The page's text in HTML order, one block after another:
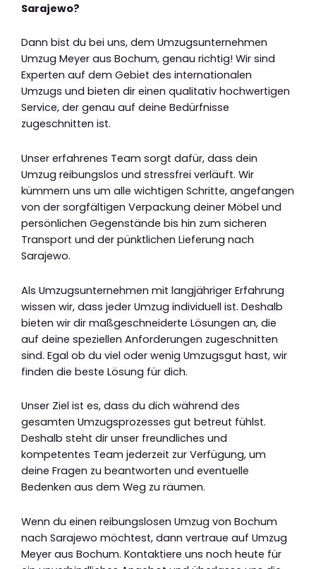
Sarajewo?
Dann bist du bei uns, dem Umzugsunternehmen
Umzug Meyer aus Bochum, genau richtig! Wir sind
Experten auf dem Gebiet des internationalen
Umzugs und bieten dir einen qualitativ hochwertigen
Service, der genau auf deine Bedürfnisse
zugeschnitten ist.
Unser erfahrenes Team sorgt dafür, dass dein
Umzug reibungslos und stressfrei verläuft. Wir
kümmern uns um alle wichtigen Schritte, angefangen
von der sorgfältigen Verpackung deiner Möbel und
persönlichen Gegenstände bis hin zum sicheren
Transport und der pünktlichen Lieferung nach
Sarajewo.
Als Umzugsunternehmen mit langjähriger Erfahrung
wissen wir, dass jeder Umzug individuell ist. Deshalb
bieten wir dir maßgeschneiderte Lösungen an, die
auf deine speziellen Anforderungen zugeschnitten
sind. Egal ob du viel oder wenig Umzugsgut hast, wir
finden die beste Lösung für dich.
Unser Ziel ist es, dass du dich während des
gesamten Umzugsprozesses gut betreut fühlst.
Deshalb steht dir unser freundliches und
kompetentes Team jederzeit zur Verfügung, um
deine Fragen zu beantworten und eventuelle
Bedenken aus dem Weg zu räumen.
Wenn du einen reibungslosen Umzug von Bochum
nach Sarajewo möchtest, dann vertraue auf Umzug
Meyer aus Bochum. Kontaktiere uns noch heute für